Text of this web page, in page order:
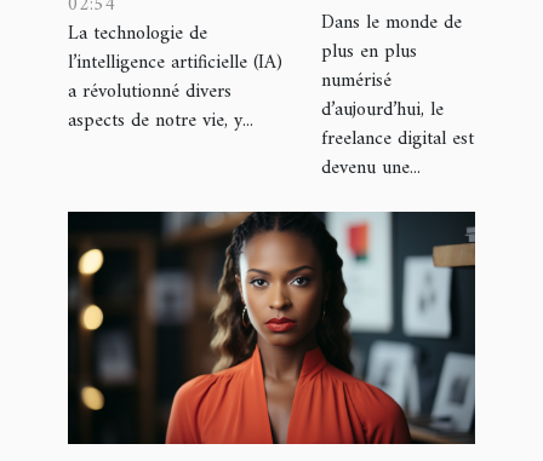
communication
avec l'IA de
OpenAI
La technologie de
l’intelligence artificielle (IA)
a révolutionné divers
aspects de notre vie, y...
réussite
du
freelance
digital
Dans le monde de
plus en plus
numérisé
d’aujourd’hui, le
freelance digital est
devenu une...